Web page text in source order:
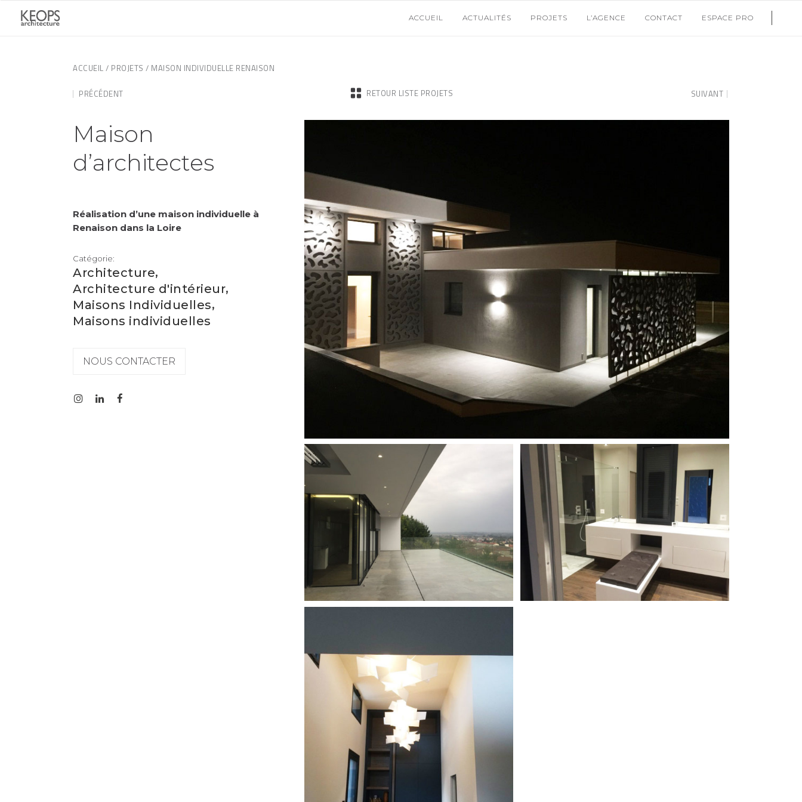
ACCUEIL ACTUALITÉS PROJETS L’AGENCE CONTACT ESPACE PRO
ACCUEIL / PROJETS / MAISON INDIVIDUELLE RENAISON
PRÉCÉDENT RETOUR LISTE PROJETS SUIVANT
Maison
d’architectes
Réalisation d’une maison individuelle à
Renaison dans la Loire
Catégorie:
Architecture,
Architecture d'intérieur,
Maisons Individuelles,
Maisons individuelles
NOUS CONTACTER